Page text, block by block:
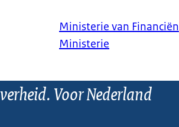
Ministerie van Financiën
Ministerie
Voor Nederland